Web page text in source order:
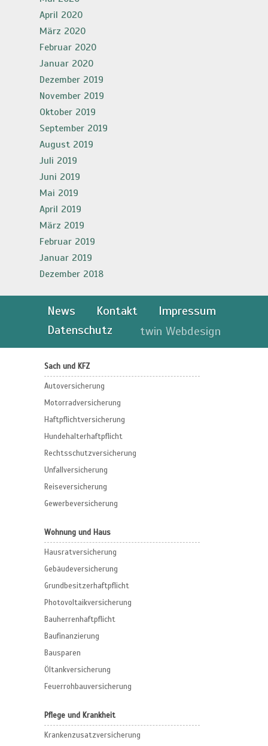
April 2020
März 2020
Februar 2020
Januar 2020
Dezember 2019
November 2019
Oktober 2019
September 2019
August 2019
Juli 2019
Juni 2019
Mai 2019
April 2019
März 2019
Februar 2019
Januar 2019
Dezember 2018
News Kontakt
Impressum
Datenschutz
twin Webdesign
Sach und KFZ
Autoversicherung
Motorradversicherung
Haftpflichtversicherung
Hundehalterhaftpflicht
Rechtsschutzversicherung
Unfallversicherung
Reiseversicherung
Gewerbeversicherung
Wohnung und Haus
Hausratversicherung
Gebäudeversicherung
Grundbesitzerhaftpflicht
Photovoltaikversicherung
Bauherrenhaftpflicht
Baufinanzierung
Bausparen
Öltankversicherung
Feuerrohbauversicherung
Pflege und Krankheit
Krankenzusatzversicherung